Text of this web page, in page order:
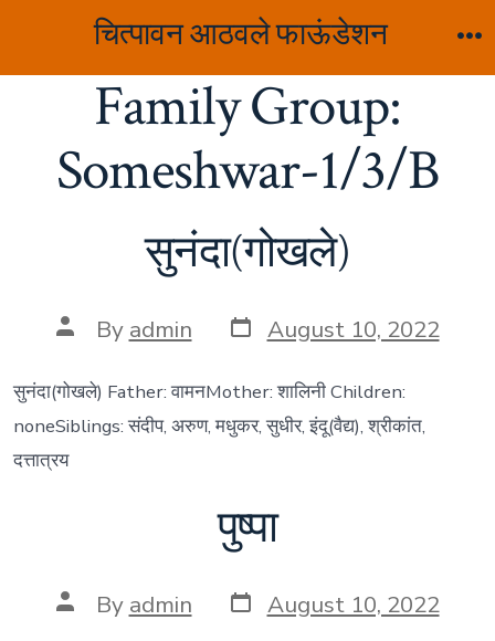
चित्पावन आठवले फाऊंडेशन
Family Group:
Someshwar-1/3/B
सुनंदा(गोखले)
Post
author
By admin Post
date
August 10, 2022
सुनंदा(गोखले) Father: वामनMother: शालिनी Children:
noneSiblings: संदीप, अरुण, मधुकर, सुधीर, इंदू(वैद्य), श्रीकांत,
दत्तात्रय
पुष्पा
Post
author
By admin Post
date
August 10, 2022